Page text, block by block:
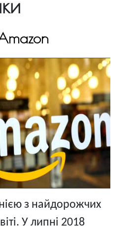
з найдорожчих
У липні 2018